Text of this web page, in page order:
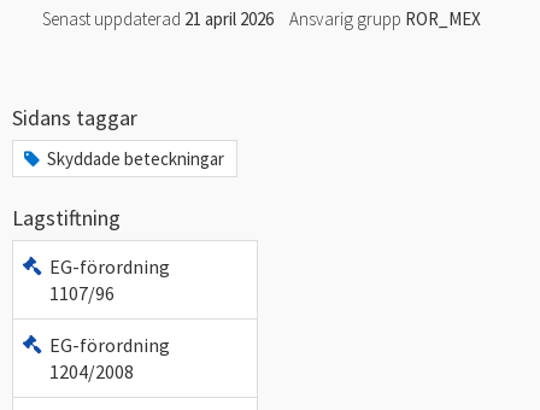
Senast uppdaterad 21 april 2026 Ansvarig grupp ROR_MEX
Sidans taggar
Skyddade beteckningar
Lagstiftning
EG-förordning
1107/96
EG-förordning
1204/2008